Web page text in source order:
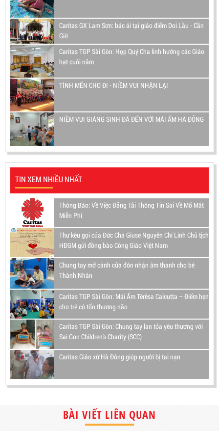
Caritas GX Lam Sơn: bác ái tại giáo điểm Doi Lầu - Cần
Giờ
Caritas TGP Sài Gòn: Họp Quý Cha linh hướng các Giáo
hạt cuối năm
TÌNH MẾN CHO ĐI - NIỀM VUI NHẬN LẠI
NIỀM VUI GIÁNG SINH ĐÃ ĐẾN VỚI MÁI ẤM HÀ ĐÔNG
TIN XEM NHIỀU NHẤT
Thông Báo: Về Việc Đăng Tải Thông Tin Sai Về Mổ Mắt
Miễn Phí
Thư kêu gọi của Đức Cha Giuse Nguyễn Chí Linh Chủ tịch
HĐGM gửi đồng bào Công Giáo Việt Nam
Chung tay mở cánh cửa đón nhận âm thanh cho bé
Thành Nhân
Caritas TGP Sài Gòn: Mái Ấm Têrêsa Calcutta – Điểm hẹn
cho trẻ có tổn thương não
Caritas TGP Sài Gòn: Chung tay lan tỏa yêu thương với
Sai Gon Children's Charity (SCC)
Caritas Giáo xứ Hà Đông giúp người bị tai nạn
BÀI VIẾT LIÊN QUAN